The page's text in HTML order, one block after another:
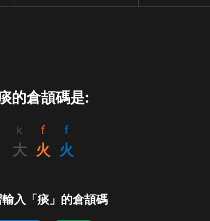
的倉頡碼是:
k
大
f
火
f
火
入「痰」的倉頡碼